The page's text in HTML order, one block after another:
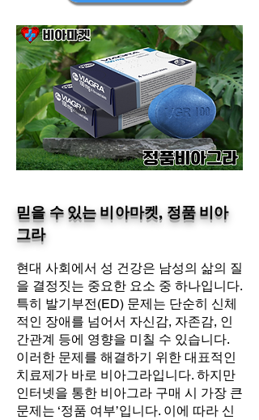
믿을 수 있는 비아마켓, 정품 비아
그라
현대 사회에서 성 건강은 남성의 삶의 질
을 결정짓는 중요한 요소 중 하나입니다.
특히 발기부전(ED) 문제는 단순히 신체
적인 장애를 넘어서 자신감, 자존감, 인
간관계 등에 영향을 미칠 수 있습니다.
이러한 문제를 해결하기 위한 대표적인
치료제가 바로 비아그라입니다. 하지만
인터넷을 통한 비아그라 구매 시 가장 큰
문제는 ‘정품 여부’입니다. 이에 따라 신